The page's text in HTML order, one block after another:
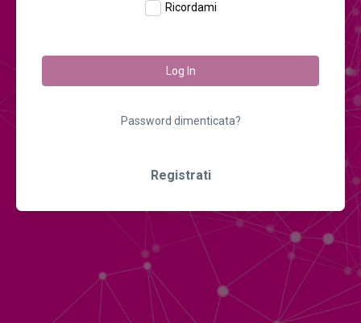
Ricordami
Log In
Password dimenticata?
Registrati